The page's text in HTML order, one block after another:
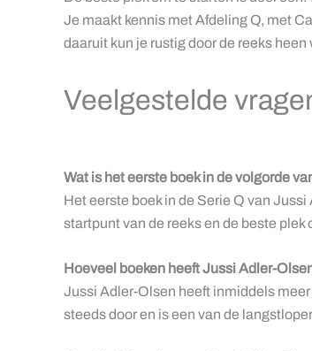
Je maakt kennis met Afdeling Q, met
daaruit kun je rustig door de reeks
Veelgestelde
Wat is het eerste boek in de volgorde
Het eerste boek in de Serie Q van
startpunt van de reeks en de beste plek
Hoeveel boeken heeft Jussi Adler-
Jussi Adler-Olsen heeft inmiddels
steeds door en is een van de